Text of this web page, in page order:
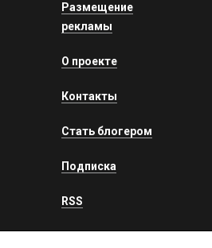
Размещение
рекламы
О проекте
Контакты
Стать блогером
Подписка
RSS